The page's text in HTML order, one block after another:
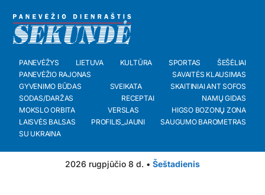
PANEVĖŽYS LIETUVA KULTŪRA SPORTAS
ŠEŠĖLIAI
PANEVĖŽIO RAJONAS
SAVAITĖS KLAUSIMAS
GYVENIMO BŪDAS
SVEIKATA
SKAITINIAI ANT SOFOS
SODAS/DARŽAS
RECEPTAI
NAMŲ GIDAS
MOKSLO ORBITA
VERSLAS
HIGSO BOZONŲ ZONA
LAISVĖS BALSAS
PROFILIS_JAUNI
SAUGUMO BAROMETRAS
SU UKRAINA
2026 rugpjūčio 8 d. • Šeštadienis